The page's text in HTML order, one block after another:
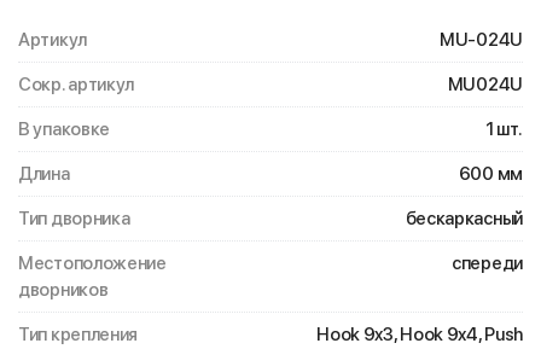
Артикул MU-024U
Сокр. артикул MU024U
В упаковке 1 шт.
Длина 600 мм
Тип дворника бескаркасный
Местоположение
дворников
спереди
Тип крепления
Hook 9x3, Hook 9x4, Push